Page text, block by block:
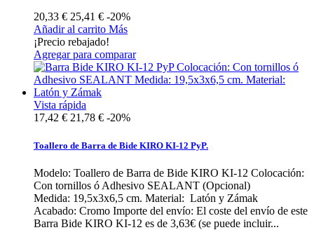
20,33 € 25,41 € -20%
Añadir al carrito Más
¡Precio rebajado!
Agregar para comparar
Vista rápida
17,42 € 21,78 € -20%
Toallero de Barra de Bide KIRO KI-12 PyP.
Modelo: Toallero de Barra de Bide KIRO KI-12 Colocación:
Con tornillos ó Adhesivo SEALANT (Opcional)
Medida: 19,5x3x6,5 cm. Material: Latón y Zámak
Acabado: Cromo Importe del envío: El coste del envío de este
Barra Bide KIRO KI-12 es de 3,63€ (se puede incluir...